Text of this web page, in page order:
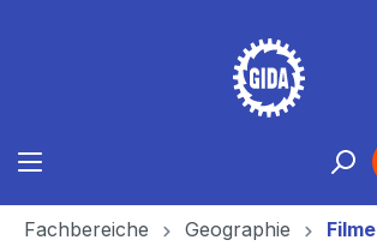
Fachbereiche Geographie Filme